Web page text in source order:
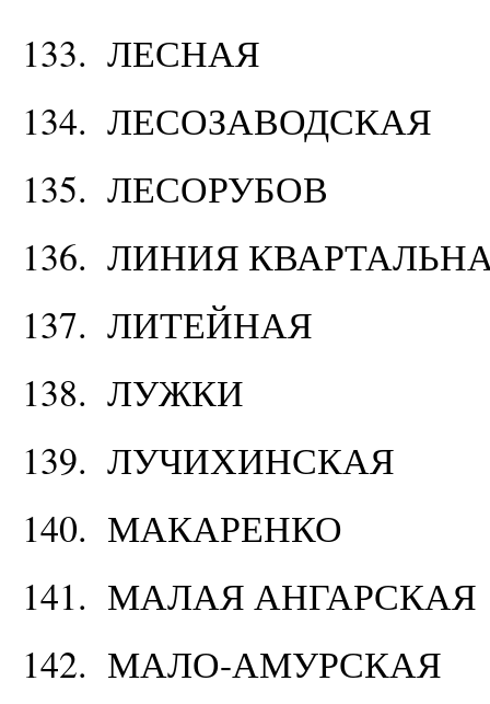
133. ЛЕСНАЯ
134. ЛЕСОЗАВОДСКАЯ
135. ЛЕСОРУБОВ
136. ЛИНИЯ
137. ЛИТЕЙНАЯ
138. ЛУЖКИ
139. ЛУЧИХИНСКАЯ
140. МАКАРЕНКО
141. МАЛАЯ АНГАРСКАЯ
142. МАЛО-АМУРСКАЯ